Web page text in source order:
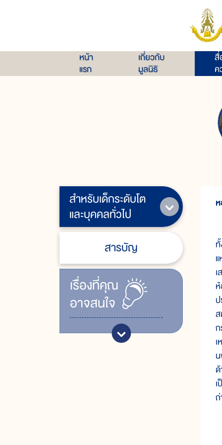
หน้า
แรก
เกี่ยวกับ
มูลนิธิ
สื่
ค
สำหรับเด็กระดับโต
และบุคคลทั่วไป
สารบัญ
เรื่ิองที่คุณ
อาจสนใจ